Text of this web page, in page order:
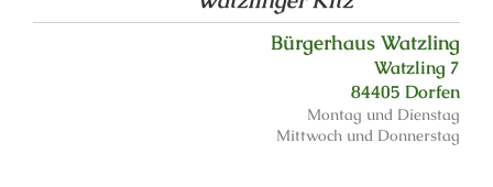
Bürgerhaus Watzling
Watzling 7
84405 Dorfen
Montag und Dienstag
Mittwoch und Donnerstag